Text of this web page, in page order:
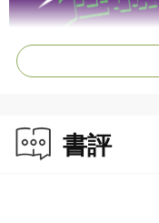
書評